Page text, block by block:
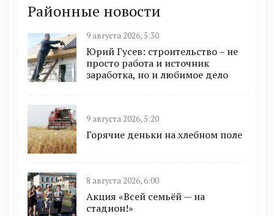
Районные новости
9 августа 2026, 5:30
Юрий Гусев: строительство – не
просто работа и источник
заработка, но и любимое дело
9 августа 2026, 5:20
Горячие деньки на хлебном поле
8 августа 2026, 6:00
Акция «Всей семьёй — на
стадион!»